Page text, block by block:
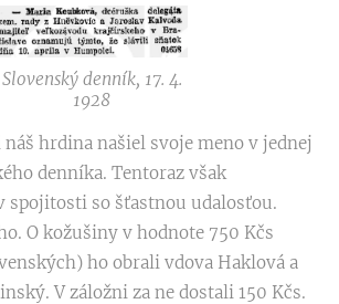
Slovenský denník, 17. 4.
1928
hrdina našiel svoje meno v jednej
denníka. Tentoraz však
spojitosti so šťastnou udalosťou.
O kožušiny v hodnote 750 Kčs
ho obrali vdova Haklová a
V záložni za ne dostali 150 Kčs.